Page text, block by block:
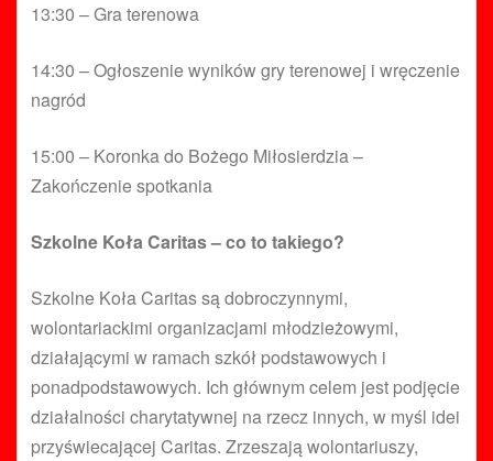
13:30 – Gra terenowa
14:30 – Ogłoszenie wyników gry terenowej i wręczenie
nagród
15:00 – Koronka do Bożego Miłosierdzia –
Zakończenie spotkania
Szkolne Koła Caritas – co to takiego?
Szkolne Koła Caritas są dobroczynnymi,
wolontariackimi organizacjami młodzieżowymi,
działającymi w ramach szkół podstawowych i
ponadpodstawowych. Ich głównym celem jest podjęcie
działalności charytatywnej na rzecz innych, w myśl idei
przyświecającej Caritas. Zrzeszają wolontariuszy,